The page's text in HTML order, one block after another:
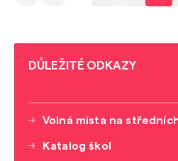
DŮLEŽITÉ ODKAZY
Volná místa na
Katalog škol